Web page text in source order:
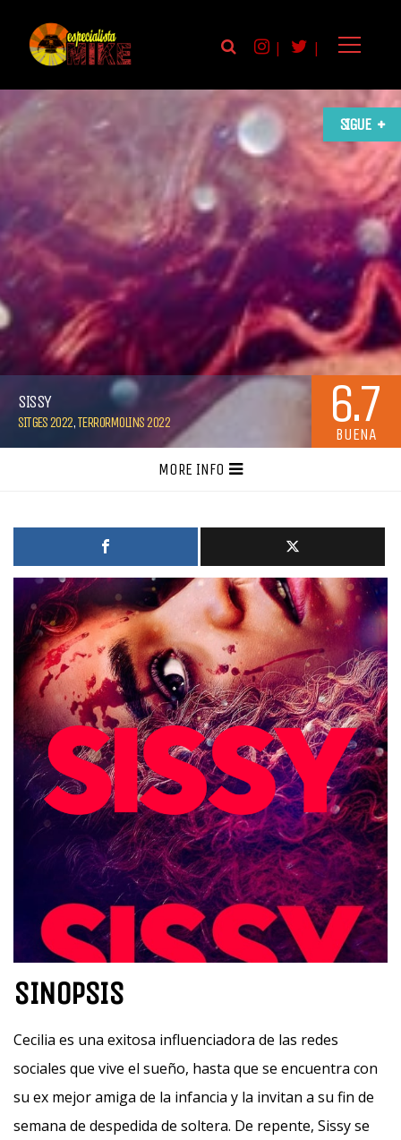
| |
SIGUE
SISSY
SITGES 2022,TERRORMOLINS 2022 6.7
BUENA
MORE INFO
SINOPSIS
Cecilia es una exitosa influenciadora de las redes
sociales que vive el sueño, hasta que se encuentra con
su ex mejor amiga de la infancia y la invitan a su fin de
semana de despedida de soltera. De repente, Sissy se